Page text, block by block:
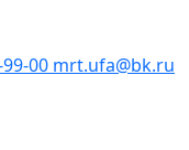
00 mrt.ufa@bk.ru